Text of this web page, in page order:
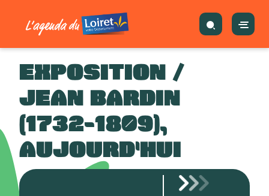
EXPOSITION /
JEAN BARDIN
(1732-1809),
AUJOURD'HUI